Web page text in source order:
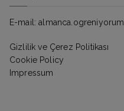
E-mail:
Gizlilik ve Çerez Politikası
Cookie Policy
Impressum